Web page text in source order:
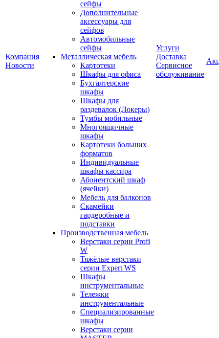
Компания
Новости
сейфы
Дополнительные
аксессуары для
сейфов
Автомобильные
сейфы
Металлическая мебель
Картотеки
Шкафы для офиса
Бухгалтерские
шкафы
Шкафы для
раздевалок (Локеры)
Тумбы мобильные
Многоящичные
шкафы
Картотеки больших
форматов
Индивидуальные
шкафы кассира
Абонентский шкаф
(ячейки)
Мебель для балконов
Скамейки
гардеробные и
подставки
Производственная мебель
Верстаки серии Profi
W
Тяжёлые верстаки
серии Expert WS
Шкафы
инструментальные
Тележки
инструментальные
Cпециализированные
шкафы
Верстаки серии
Услуги
Доставка
Сервисное
обслуживание